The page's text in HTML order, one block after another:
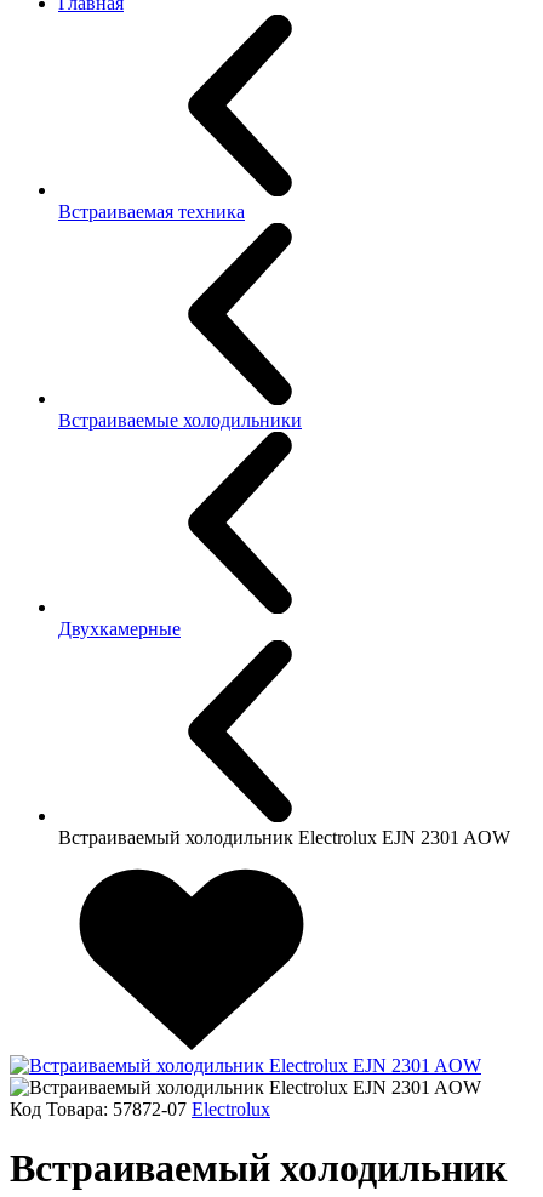
Встраиваемая техника
Встраиваемые холодильники
Двухкамерные
Встраиваемый холодильник Electrolux EJN 2301 AOW
Код Товара: 57872-07 Electrolux
Встраиваемый холодильник